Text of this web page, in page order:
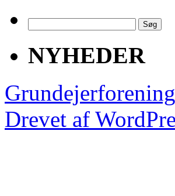
efter:
NYHEDER
Drevet af